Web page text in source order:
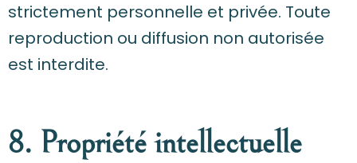
strictement personnelle et privée. Toute
reproduction ou diffusion non autorisée
est interdite.
8. Propriété intellectuelle